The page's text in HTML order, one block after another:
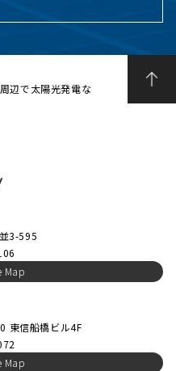
辺で太陽光発電な
3-595
Map
東信船橋ビル4F
Map